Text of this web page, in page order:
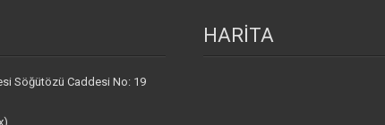
Söğütözü Caddesi No: 19
HARİTA